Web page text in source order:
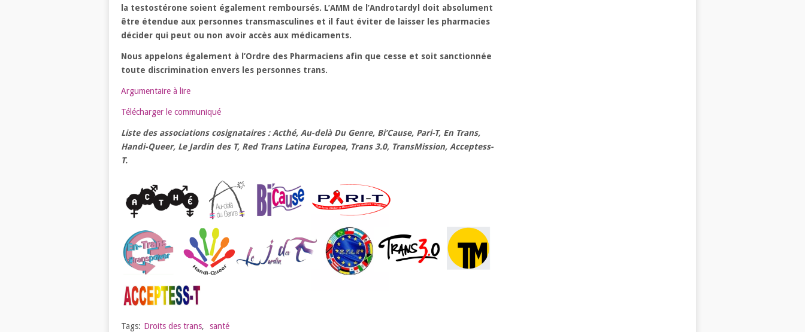
la testostérone soient également remboursés. L’AMM de l’Androtardyl doit absolument
être étendue aux personnes transmasculines et il faut éviter de laisser les pharmacies
décider qui peut ou non avoir accès aux médicaments.
Nous appelons également à l’Ordre des Pharmaciens afin que cesse et soit sanctionnée
toute discrimination envers les personnes trans.
Argumentaire à lire
Télécharger le communiqué
Liste des associations cosignataires : Acthé, Au-delà Du Genre, Bi’Cause, Pari-T, En Trans,
Handi-Queer, Le Jardin des T, Red Trans Latina Europea, Trans 3.0, TransMission, Acceptess-
T.
Tags: Droits des trans, santé